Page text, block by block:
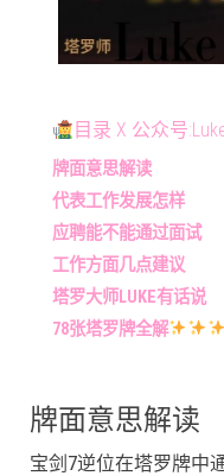
目录 X 公众号
牌面意思解读
代表工作发展怎样
应聘能不能通过面试
工作方面几点建议
塔罗大师LUKE有话说
78张塔罗牌全解
牌面意思解读
宝剑7逆位在塔罗牌中